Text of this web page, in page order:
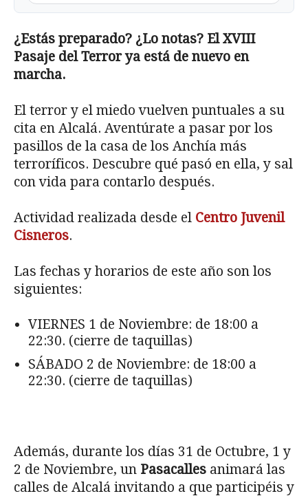
¿Estás preparado? ¿Lo notas? El XVIII
Pasaje del Terror ya está de nuevo en
marcha.
El terror y el miedo vuelven puntuales a su
cita en Alcalá. Aventúrate a pasar por los
pasillos de la casa de los Anchía más
terroríficos. Descubre qué pasó en ella, y sal
con vida para contarlo después.
Actividad realizada desde el Centro Juvenil
Cisneros.
Las fechas y horarios de este año son los
siguientes:
VIERNES 1 de Noviembre: de 18:00 a
22:30. (cierre de taquillas)
SÁBADO 2 de Noviembre: de 18:00 a
22:30. (cierre de taquillas)
Además, durante los días 31 de Octubre, 1 y
2 de Noviembre, un Pasacalles animará las
calles de Alcalá invitando a que participéis y